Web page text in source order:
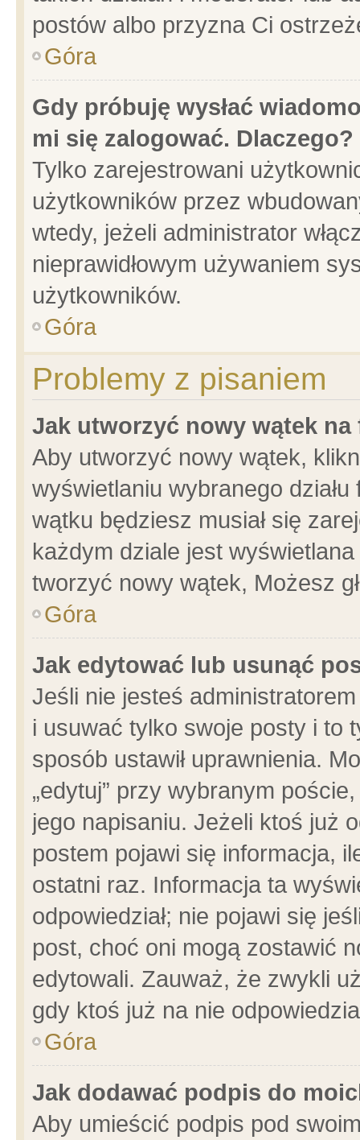
postów albo przyzna Ci
Góra
Gdy próbuję wysłać
mi się zalogować. Dlaczego?
Tylko zarejestrowani
użytkowników przez
wtedy, jeżeli administrator
nieprawidłowym używaniem
użytkowników.
Góra
Problemy z pisaniem
Jak utworzyć nowy wątek na
Aby utworzyć nowy wątek,
wyświetlaniu wybranego
wątku będziesz musiał się
każdym dziale jest
tworzyć nowy wątek, Możesz
Góra
Jak edytować lub usunąć
Jeśli nie jesteś
i usuwać tylko swoje posty i to
sposób ustawił uprawnienia.
„edytuj” przy wybranym
jego napisaniu. Jeżeli ktoś już
postem pojawi się informacja,
ostatni raz. Informacja ta
odpowiedział; nie pojawi się
post, choć oni mogą zostawić
edytowali. Zauważ, że zwykli
gdy ktoś już na nie
Góra
Jak dodawać podpis do
Aby umieścić podpis pod